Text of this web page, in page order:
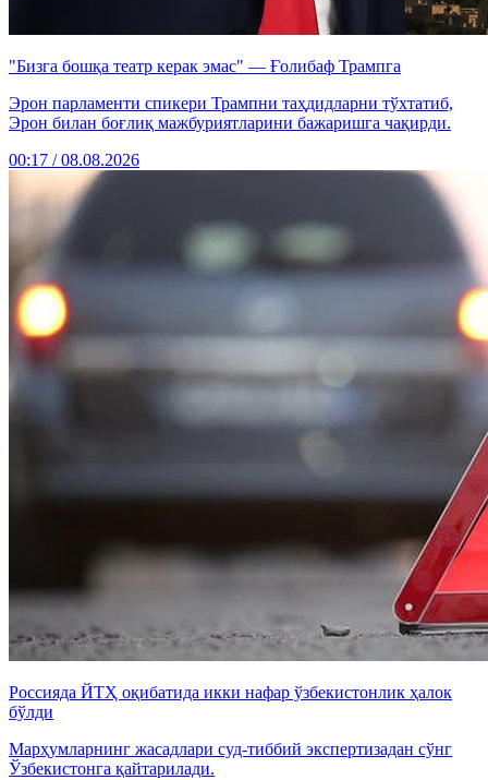
"Бизга бошқа театр керак эмас" — Ғолибаф Трампга
Эрон парламенти спикери Трампни таҳдидларни тўхтатиб,
Эрон билан боғлиқ мажбуриятларини бажаришга чақирди.
00:17 / 08.08.2026
Россияда ЙТҲ оқибатида икки нафар ўзбекистонлик ҳалок
бўлди
Марҳумларнинг жасадлари суд-тиббий экспертизадан сўнг
Ўзбекистонга қайтарилади.